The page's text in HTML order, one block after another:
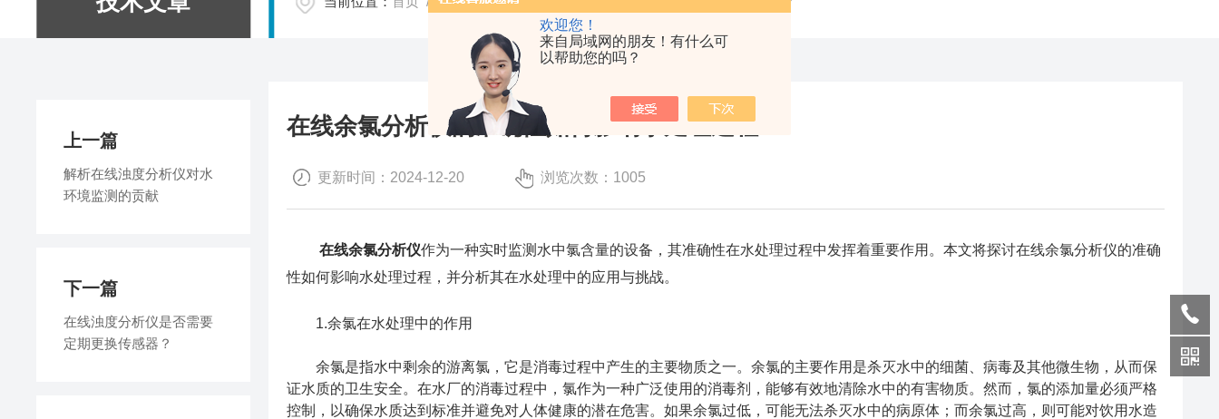
欢迎您！
来自局域网的朋友！有什么可
以帮助您的吗？
在线余氯分析仪的准确性如何影响水处理过程？
更新时间：2024-12-20 浏览次数：1005
在线余氯分析仪作为一种实时监测水中氯含量的设备，其准确性在水处理过程中发挥着重要作用。本文将探讨在线余氯分析仪的准确
性如何影响水处理过程，并分析其在水处理中的应用与挑战。
1.余氯在水处理中的作用
余氯是指水中剩余的游离氯，它是消毒过程中产生的主要物质之一。余氯的主要作用是杀灭水中的细菌、病毒及其他微生物，从而保
证水质的卫生安全。在水厂的消毒过程中，氯作为一种广泛使用的消毒剂，能够有效地清除水中的有害物质。然而，氯的添加量必须严格
控制，以确保水质达到标准并避免对人体健康的潜在危害。如果余氯过低，可能无法杀灭水中的病原体；而余氯过高，则可能对饮用水造
上一篇
解析在线浊度分析仪对水
环境监测的贡献
下一篇
在线浊度分析仪是否需要
定期更换传感器？